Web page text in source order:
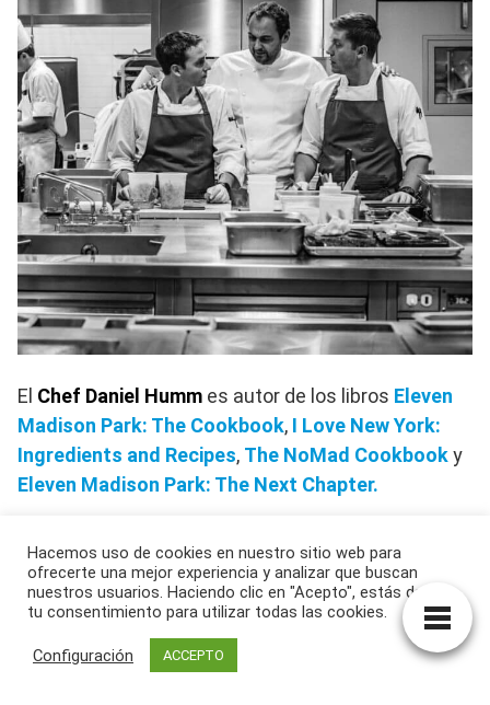
El Chef Daniel Humm es autor de los libros Eleven
Madison Park: The Cookbook, I Love New York:
Ingredients and Recipes, The NoMad Cookbooky
Eleven Madison Park: The Next Chapter.
www.culturavegana.com
NOTAS BIBLIOGRÁFICAS
Hacemos uso de cookies en nuestro sitio web para
ofrecerte una mejor experiencia y analizar que buscan
nuestros usuarios. Haciendo clic en "Acepto", estás dando
tu consentimiento para utilizar todas las cookies.
Configuración ACCEPTO